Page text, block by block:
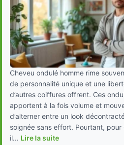
Cheveu ondulé homme rime
de personnalité unique et une
d’autres coiffures offrent. Ces
apportent à la fois volume et
d’alterner entre un look
soignée sans effort. Pourtant, pour
il... Lire la suite